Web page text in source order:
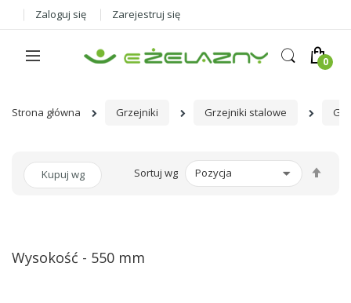
Zaloguj się Zarejestruj się
Strona główna Grzejniki Grzejniki stalowe
Wysokość - 550 mm
Sortuj wg
Kupuj wg